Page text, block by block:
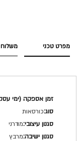
מפרט טכני
מפרט
טכני כורסאות
מודרני
מרבץ
משלוח